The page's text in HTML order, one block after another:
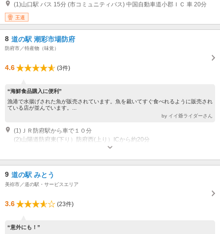
(1)山口駅 バス 15分 (市コミュニティバス) 中国自動車道小郡ＩＣ 車 20分
王道
8 道の駅 潮彩市場防府
防府市／特産物（味覚）
4.6 (3件)
“海鮮食品購入に便利”
漁港で水揚げされた魚が販売されています。魚を裁いてすぐ食べれるように販売され
ている店が並んでいます。...
by イイ爺ライダーさん
(1)ＪＲ防府駅から車で１０分
(2)山陽道防府東(下り）防府西(上り）ICから約20分
営業期間：9:00～18:00（鮮魚・加工品販売）、店舗によって終了時間が異
定休日（祝日は営業）※一部店舗は営業
9 道の駅 みとう
美祢市／道の駅・サービスエリア
3.6 (23件)
“意外にも！”